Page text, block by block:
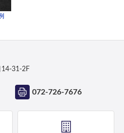
14-31-2F
072-726-7676